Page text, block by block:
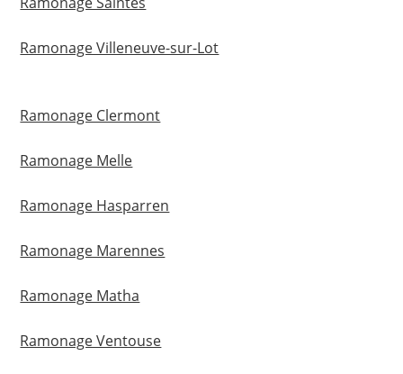
Ramonage Villeneuve-sur-Lot
Ramonage Clermont
Ramonage Melle
Ramonage Hasparren
Ramonage Marennes
Ramonage Matha
Ramonage Ventouse